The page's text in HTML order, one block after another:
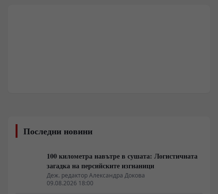
Последни новини
100 километра навътре в сушата: Логистичната
загадка на персийските изгнаници
Деж. редактор Александра Докова
09.08.2026 18:00